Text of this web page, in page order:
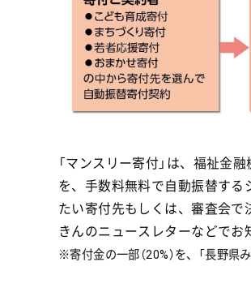
「マンスリー寄付」は、福祉金
を、手数料無料で自動振替する
たい寄付先もしくは、審査会
きんのニュースレターなどでお
※寄付金の一部（20%）を、「長野県